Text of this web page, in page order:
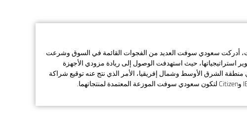
أدركت سعودي سوفت العديد من الفجوات القائمة في السوق وشرعت
استراتيجياتها، حيث استهدفت الوصول إلى ريادة مزودي الأجهزة
منطقة الشرق الأوسط وشمال إفريقيا، الأمر الذي نتج عنه توقيع شراكة